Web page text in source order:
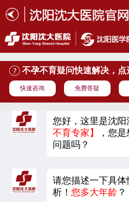
不孕不育疑问快速解决，点
快速咨询 免费答疑
您好，这里是沈阳
不育专家】
，您
问题吗？
请您描述一下具
析！您多大年龄 ？